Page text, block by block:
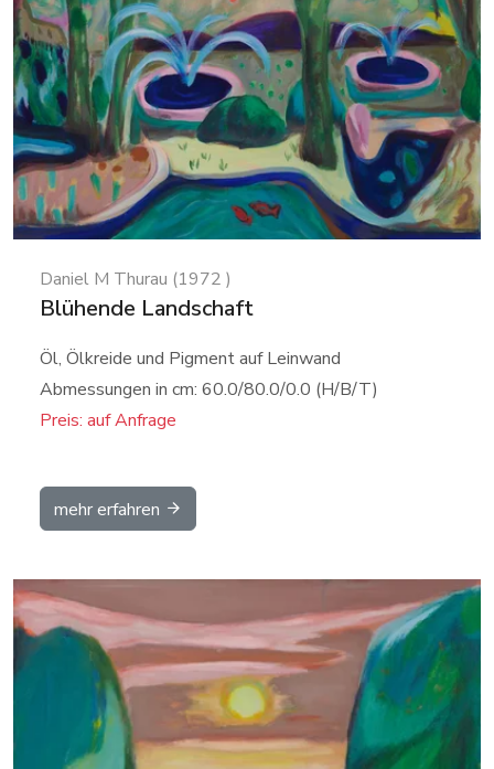
Daniel M Thurau (1972 )
Blühende Landschaft
Öl, Ölkreide und Pigment auf Leinwand
Abmessungen in cm: 60.0/80.0/0.0 (H/B/T)
Preis: auf Anfrage
mehr erfahren
Details